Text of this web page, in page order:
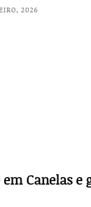
2026
em Canelas e